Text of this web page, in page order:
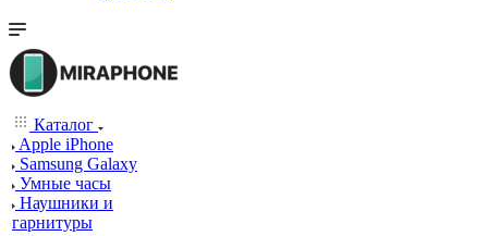
Каталог
Apple iPhone
Samsung Galaxy
Умные часы
Наушники и
гарнитуры